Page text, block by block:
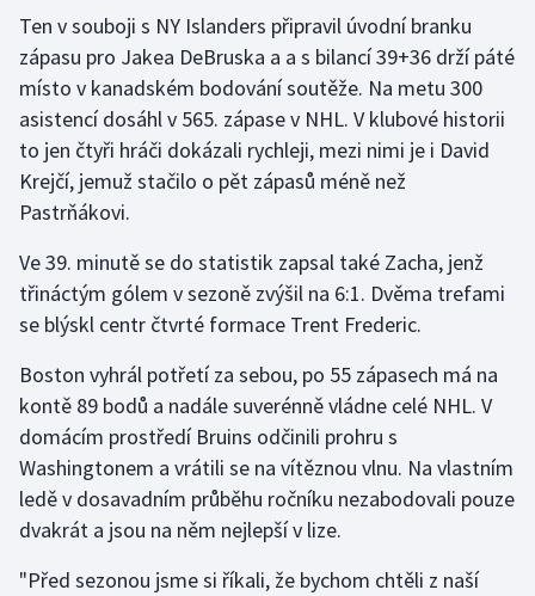
Rychlobruslení
Rychlostní kanoistika
Short track
Stolní tenis
Veslování
Vodní slalom
Volejbal
Ostatní
Ten v souboji s NY Islanders připravil úvodní branku
zápasu pro Jakea DeBruska a a s bilancí 39+36 drží páté
místo v kanadském bodování soutěže. Na metu 300
asistencí dosáhl v 565. zápase v NHL. V klubové historii
to jen čtyři hráči dokázali rychleji, mezi nimi je i David
Krejčí, jemuž stačilo o pět zápasů méně než
Pastrňákovi.
Ve 39. minutě se do statistik zapsal také Zacha, jenž
třináctým gólem v sezoně zvýšil na 6:1. Dvěma trefami
se blýskl centr čtvrté formace Trent Frederic.
Boston vyhrál potřetí za sebou, po 55 zápasech má na
kontě 89 bodů a nadále suverénně vládne celé NHL. V
domácím prostředí Bruins odčinili prohru s
Washingtonem a vrátili se na vítěznou vlnu. Na vlastním
ledě v dosavadním průběhu ročníku nezabodovali pouze
dvakrát a jsou na něm nejlepší v lize.
"Před sezonou jsme si říkali, že bychom chtěli z naší